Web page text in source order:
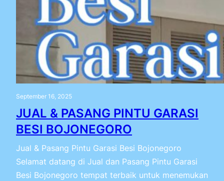
September 16, 2025
JUAL & PASANG PINTU GARASI
BESI BOJONEGORO
Jual & Pasang Pintu Garasi Besi Bojonegoro
Selamat datang di Jual dan Pasang Pintu Garasi
Besi Bojonegoro tempat terbaik untuk menemukan